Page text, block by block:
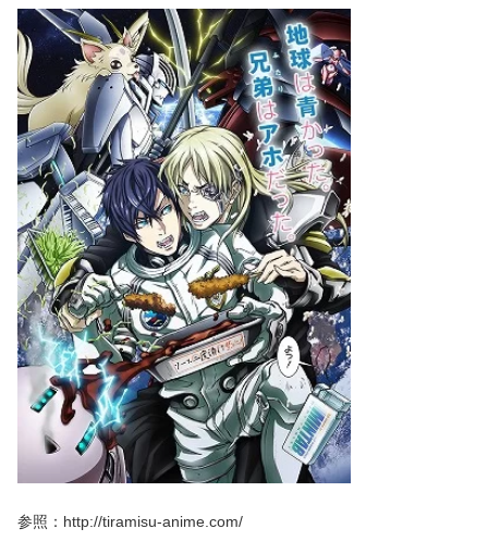
参照：http://tiramisu-anime.com/